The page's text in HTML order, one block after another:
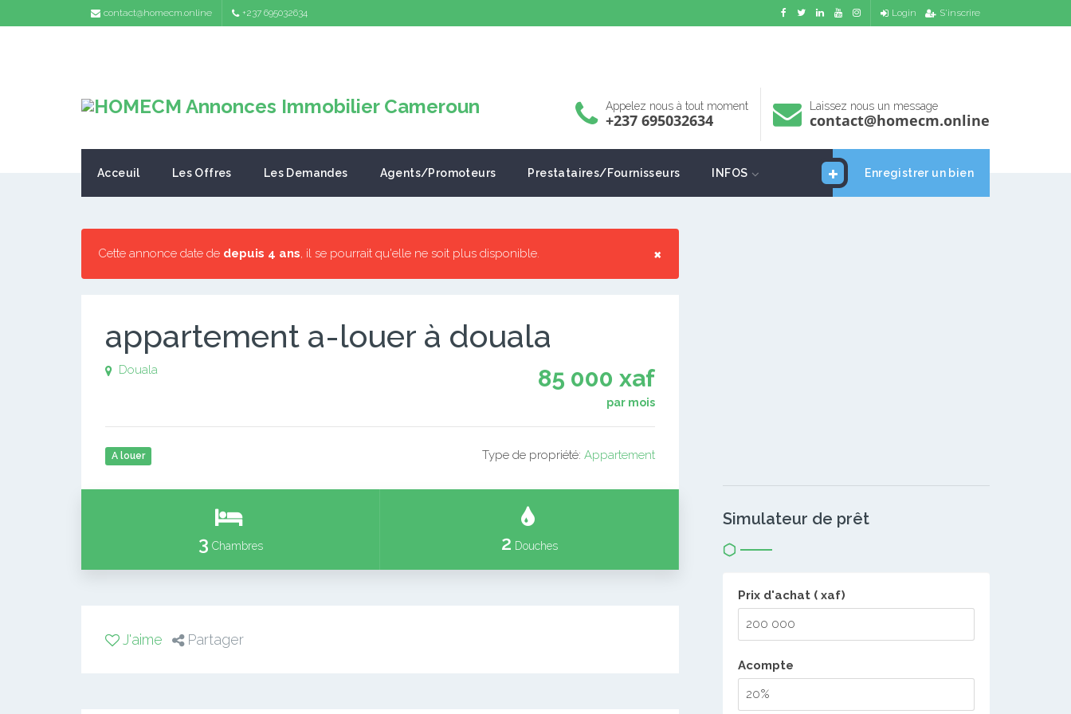
contact@homecm.online +237 695032634 Login S'inscrire
Appelez nous à tout moment
+237 695032634
Laissez nous un message
contact@homecm.online
Enregistrer un bien
Acceuil Les Offres Les Demandes Agents/Promoteurs Prestataires/Fournisseurs INFOS
×
Cette annonce date de depuis 4 ans, il se pourrait qu'elle ne soit plus disponible.
appartement a-louer à douala
85 000 xaf
par mois
Douala
A louer Type de propriété: Appartement
3 Chambres 2 Douches
J'aime Partager
Simulateur de prêt
Prix d'achat ( xaf)
Acompte